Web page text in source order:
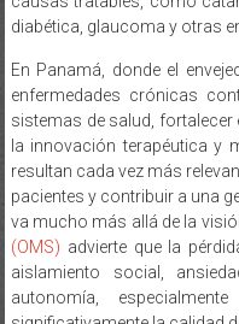
diabética, glaucoma y otras
En Panamá, donde el
enfermedades crónicas
sistemas de salud, fortalecer
la innovación terapéutica y
resultan cada vez más
pacientes y contribuir a una
va mucho más allá de la
(OMS) advierte que la
aislamiento social,
autonomía,